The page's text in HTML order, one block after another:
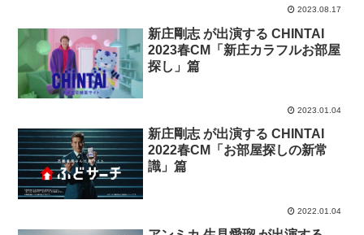
2023.08.17
新庄剛志 が出演する CHINTAI
2023春CM「新庄カラフルお部屋
探し」篇
2023.01.04
新庄剛志 が出演する CHINTAI
2022春CM「お部屋探しの新常
識」篇
2022.01.04